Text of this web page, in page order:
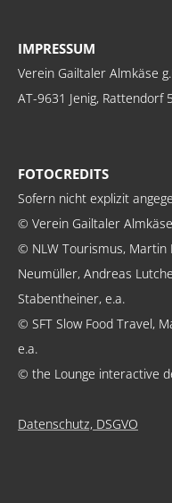
IMPRESSUM
Verein Gailtaler Almkäse
AT-9631 Jenig, Rattendorf
FOTOCREDITS
Sofern nicht explizit
© Verein Gailtaler
© NLW Tourismus, Martin
Neumüller, Andreas
Stabentheiner, e.a.
© SFT Slow Food Travel,
e.a.
© the Lounge interactive
Datenschutz, DSGVO